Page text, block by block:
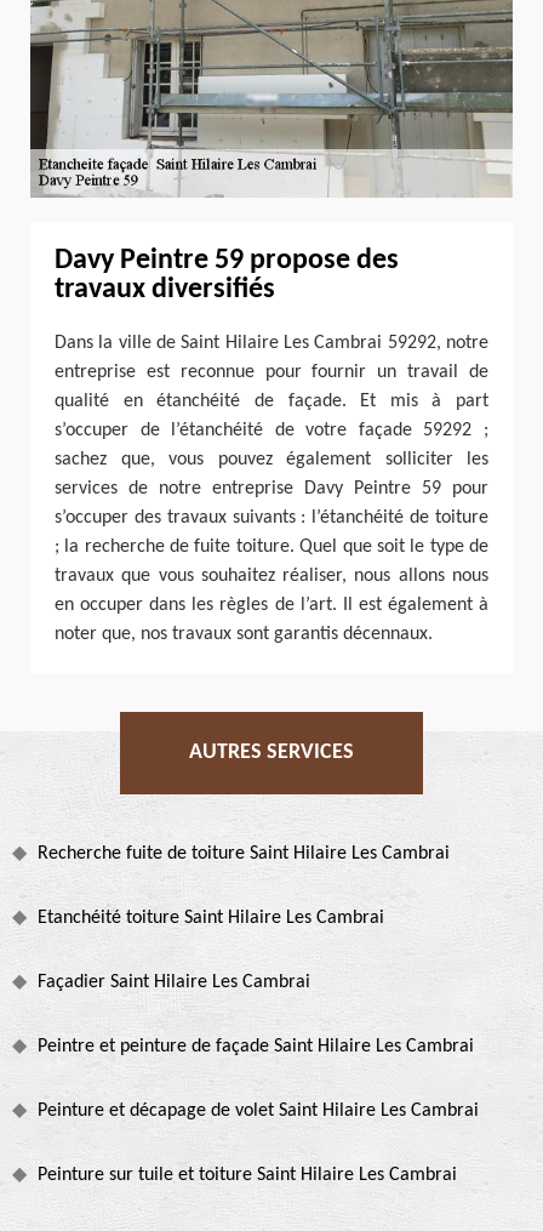
Davy Peintre 59 propose des
travaux diversifiés
Dans la ville de Saint Hilaire Les Cambrai 59292, notre
entreprise est reconnue pour fournir un travail de
qualité en étanchéité de façade. Et mis à part
s’occuper de l’étanchéité de votre façade 59292 ;
sachez que, vous pouvez également solliciter les
services de notre entreprise Davy Peintre 59 pour
s’occuper des travaux suivants : l’étanchéité de toiture
; la recherche de fuite toiture. Quel que soit le type de
travaux que vous souhaitez réaliser, nous allons nous
en occuper dans les règles de l’art. Il est également à
noter que, nos travaux sont garantis décennaux.
AUTRES SERVICES
Recherche fuite de toiture Saint Hilaire Les Cambrai
Etanchéité toiture Saint Hilaire Les Cambrai
Façadier Saint Hilaire Les Cambrai
Peintre et peinture de façade Saint Hilaire Les Cambrai
Peinture et décapage de volet Saint Hilaire Les Cambrai
Peinture sur tuile et toiture Saint Hilaire Les Cambrai